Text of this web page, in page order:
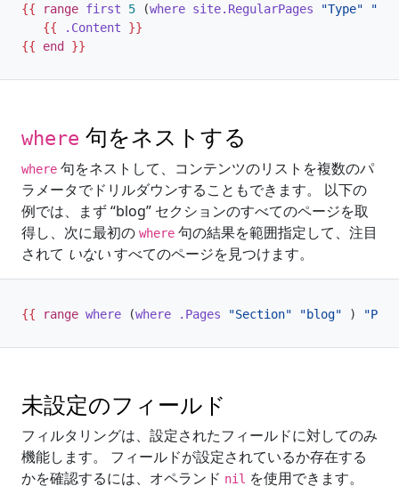
{{ range first 5 (where site.RegularPages "Type"
"in"
{{
.Content
}}
{{
end }}
where 句をネストする
where 句をネストして、コンテンツのリストを複数のパ
ラメータでドリルダウンすることもできます。 以下の
例では、まず “blog” セクションのすべてのページを取
得し、次に最初の where 句の結果を範囲指定して、注目
されて いないすべてのページを見つけます。
{{ range where (where .Pages "Section" "blog" )
未設定のフィールド
フィルタリングは、設定されたフィールドに対してのみ
機能します。 フィールドが設定されているか存在する
かを確認するには、オペランド nil を使用できます。